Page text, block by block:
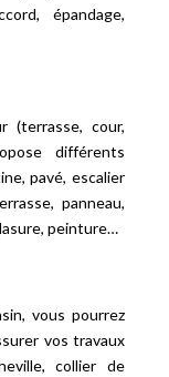
épandage,
(terrasse, cour,
différents
pavé, escalier
panneau,
peinture…
vous pourrez
vos travaux
collier de